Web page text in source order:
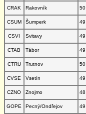
CRAK
Rakovník 50
CSUM
Šumperk 49
CSVI
Svitavy 49
CTAB
Tábor 49
CTRU
Trutnov 50
CVSE
Vsetín 49
CZNO
Znojmo 48
GOPE
Pecný/Ondřejov 49